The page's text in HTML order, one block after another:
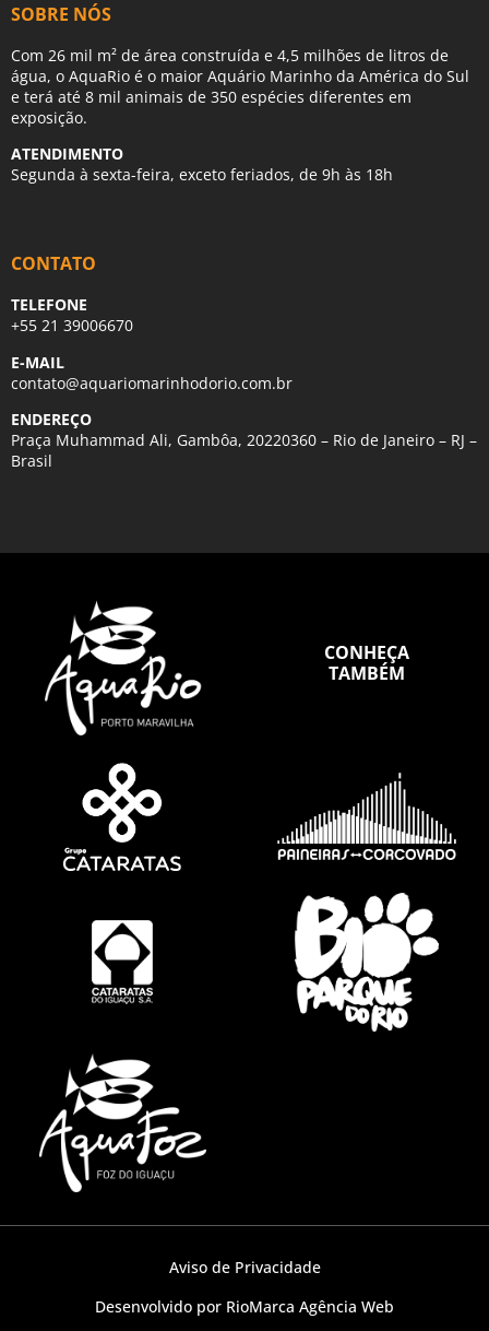
SOBRE NÓS
Com 26 mil m² de área construída e 4,5 milhões de litros de
água, o AquaRio é o maior Aquário Marinho da América do Sul
e terá até 8 mil animais de 350 espécies diferentes em
exposição.
ATENDIMENTO
Segunda à sexta-feira, exceto feriados, de 9h às 18h
CONTATO
TELEFONE
+55 21 39006670
E-MAIL
contato@aquariomarinhodorio.com.br
ENDEREÇO
Praça Muhammad Ali, Gambôa, 20220360 – Rio de Janeiro – RJ –
Brasil
CONHEÇA
TAMBÉM
Aviso de Privacidade
Desenvolvido por RioMarca Agência Web